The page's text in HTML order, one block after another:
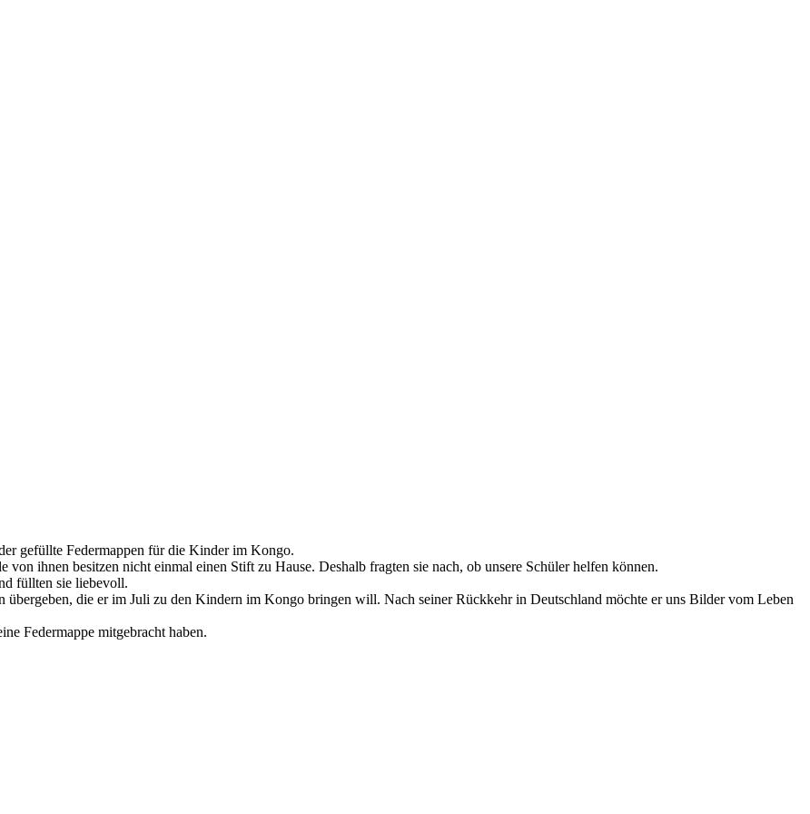
gefüllte Federmappen für die Kinder im Kongo.
ihnen besitzen nicht einmal einen Stift zu Hause. Deshalb fragten sie nach, ob unsere Schüler helfen können.
füllten sie liebevoll.
die er im Juli zu den Kindern im Kongo bringen will. Nach seiner Rückkehr in Deutschland möchte er uns Bilder vom Leben
Federmappe mitgebracht haben.